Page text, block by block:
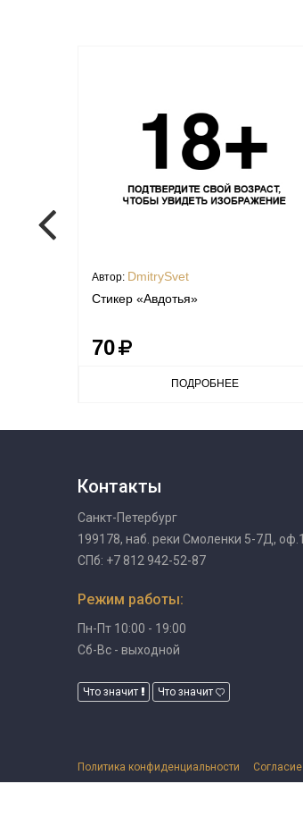
Автор: DmitrySvet
Стикер «Авдотья»
70
ПОДРОБНЕЕ
Контакты
Санкт-Петербург
199178, наб. реки Смоленки 5-7Д,
СПб: +7 812 942-52-87
Режим работы:
Пн-Пт 10:00 - 19:00
Сб-Вс - выходной
Что значит Что значит
Политика конфиденциальности